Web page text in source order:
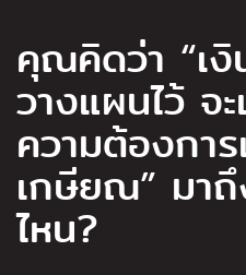
คุณคิดว่า “เ
วางแผนไว้ จ
ความต้องกา
เกษียณ” มา
ไหน?